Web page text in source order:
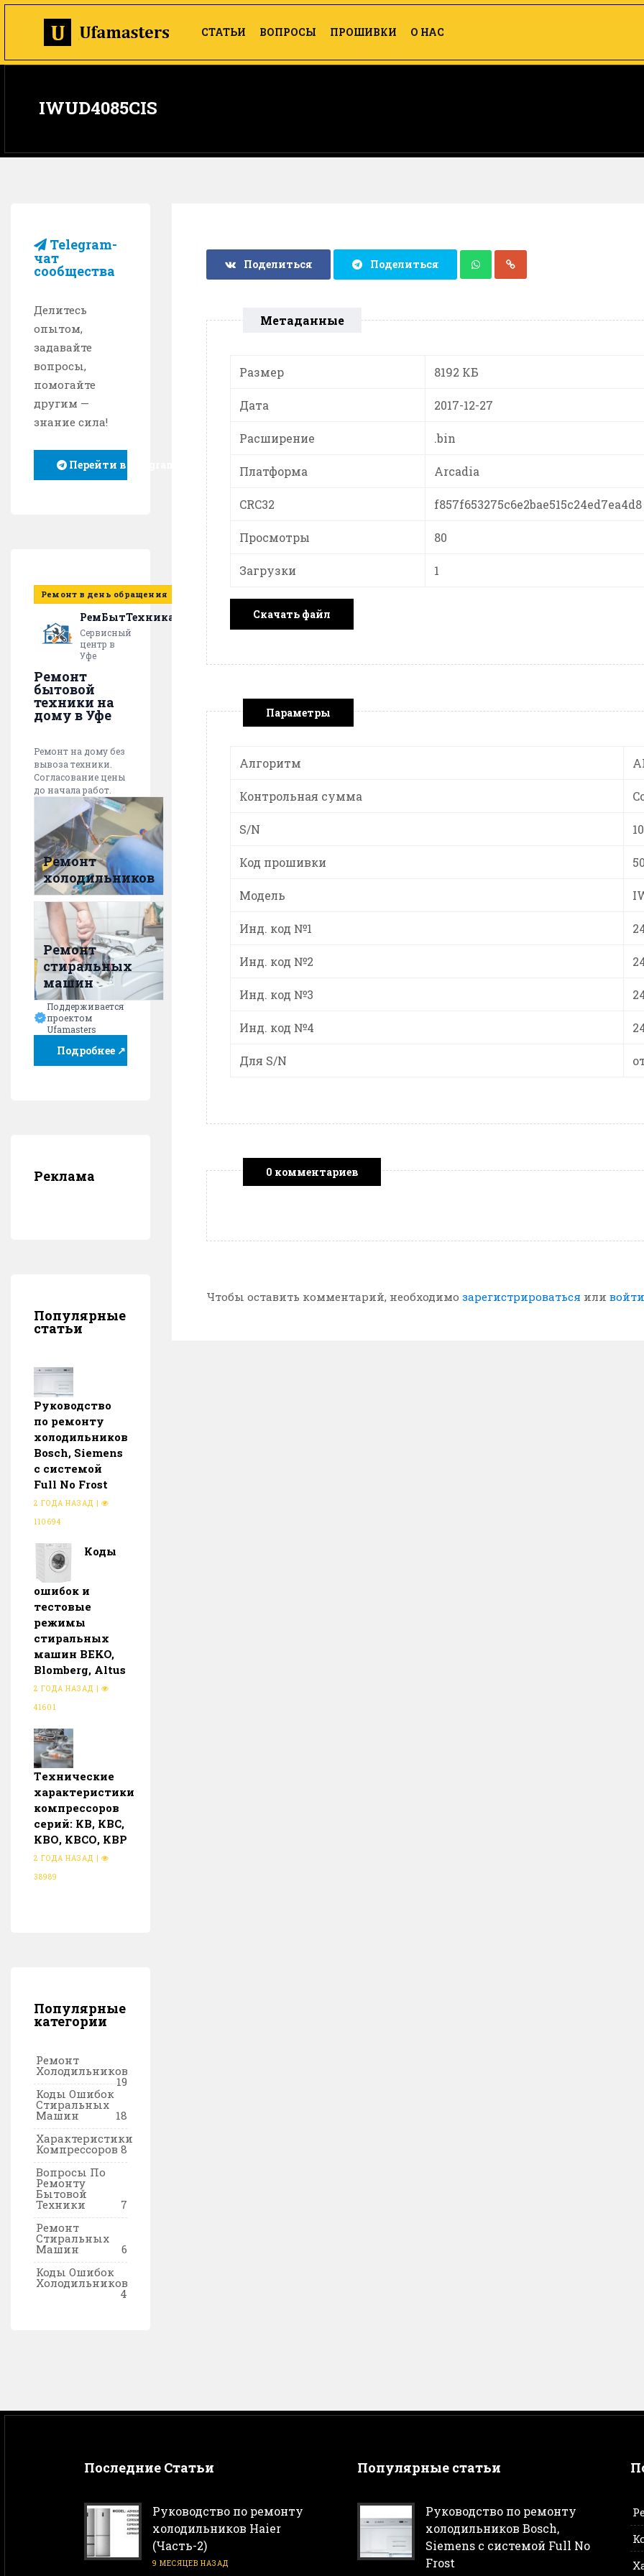
СТАТЬИ ВОПРОСЫ ПРОШИВКИ О НАС
IWUD4085CIS
Telegram-
чат
сообщества
Делитесь
опытом,
задавайте
вопросы,
помогайте
другим —
знание сила!
Перейти в Telegram
Ремонт в день обращения
РемБытТехника
Сервисный
центр в
Уфе
Ремонт
бытовой
техники на
дому в Уфе
Ремонт на дому без
вывоза техники.
Согласование цены
до начала работ.
Ремонт
холодильников
Ремонт
стиральных
машин
Поддерживается
проектом
Ufamasters
Подробнее ↗
Реклама
Популярные
статьи
Руководство
по ремонту
холодильников
Bosch, Siemens
с системой
Full No Frost
2 ГОДА НАЗАД |
110694
Коды
ошибок и
тестовые
режимы
стиральных
машин BEKO,
Blomberg, Altus
2 ГОДА НАЗАД |
41601
Тeхнические
характеристики
компрессоров
серий: КВ, КВС,
КВО, КВСО, КВР
2 ГОДА НАЗАД |
38989
Популярные
категории
Ремонт
Холодильников
19
Коды Ошибок
Стиральных
Машин
18
Характеристики
Компрессоров 8
Вопросы По
Ремонту
Бытовой
Техники
7
Ремонт
Стиральных
Машин
6
Коды Ошибок
Холодильников
4
Поделиться Поделиться
Метаданные
Размер 8192 КБ
Дата 2017-12-27
Расширение .bin
Платформа Arcadia
CRC32 f857f653275c6e2bae515c24ed7ea4d8
Просмотры 80
Загрузки 1
Скачать файл
Параметры
Алгоритм
Контрольная сумма
S/N
Код прошивки
Модель
Инд. код №1
Инд. код №2
Инд. код №3
Инд. код №4
Для S/N
0 комментариев
Чтобы оставить комментарий, необходимо зарегистрироваться или войти
Последние Статьи
Руководство по ремонту
холодильников Haier
(Часть-2)
9 МЕСЯЦЕВ НАЗАД
Популярные статьи
Руководство по ремонту
холодильников Bosch,
Siemens с системой Full No
Frost